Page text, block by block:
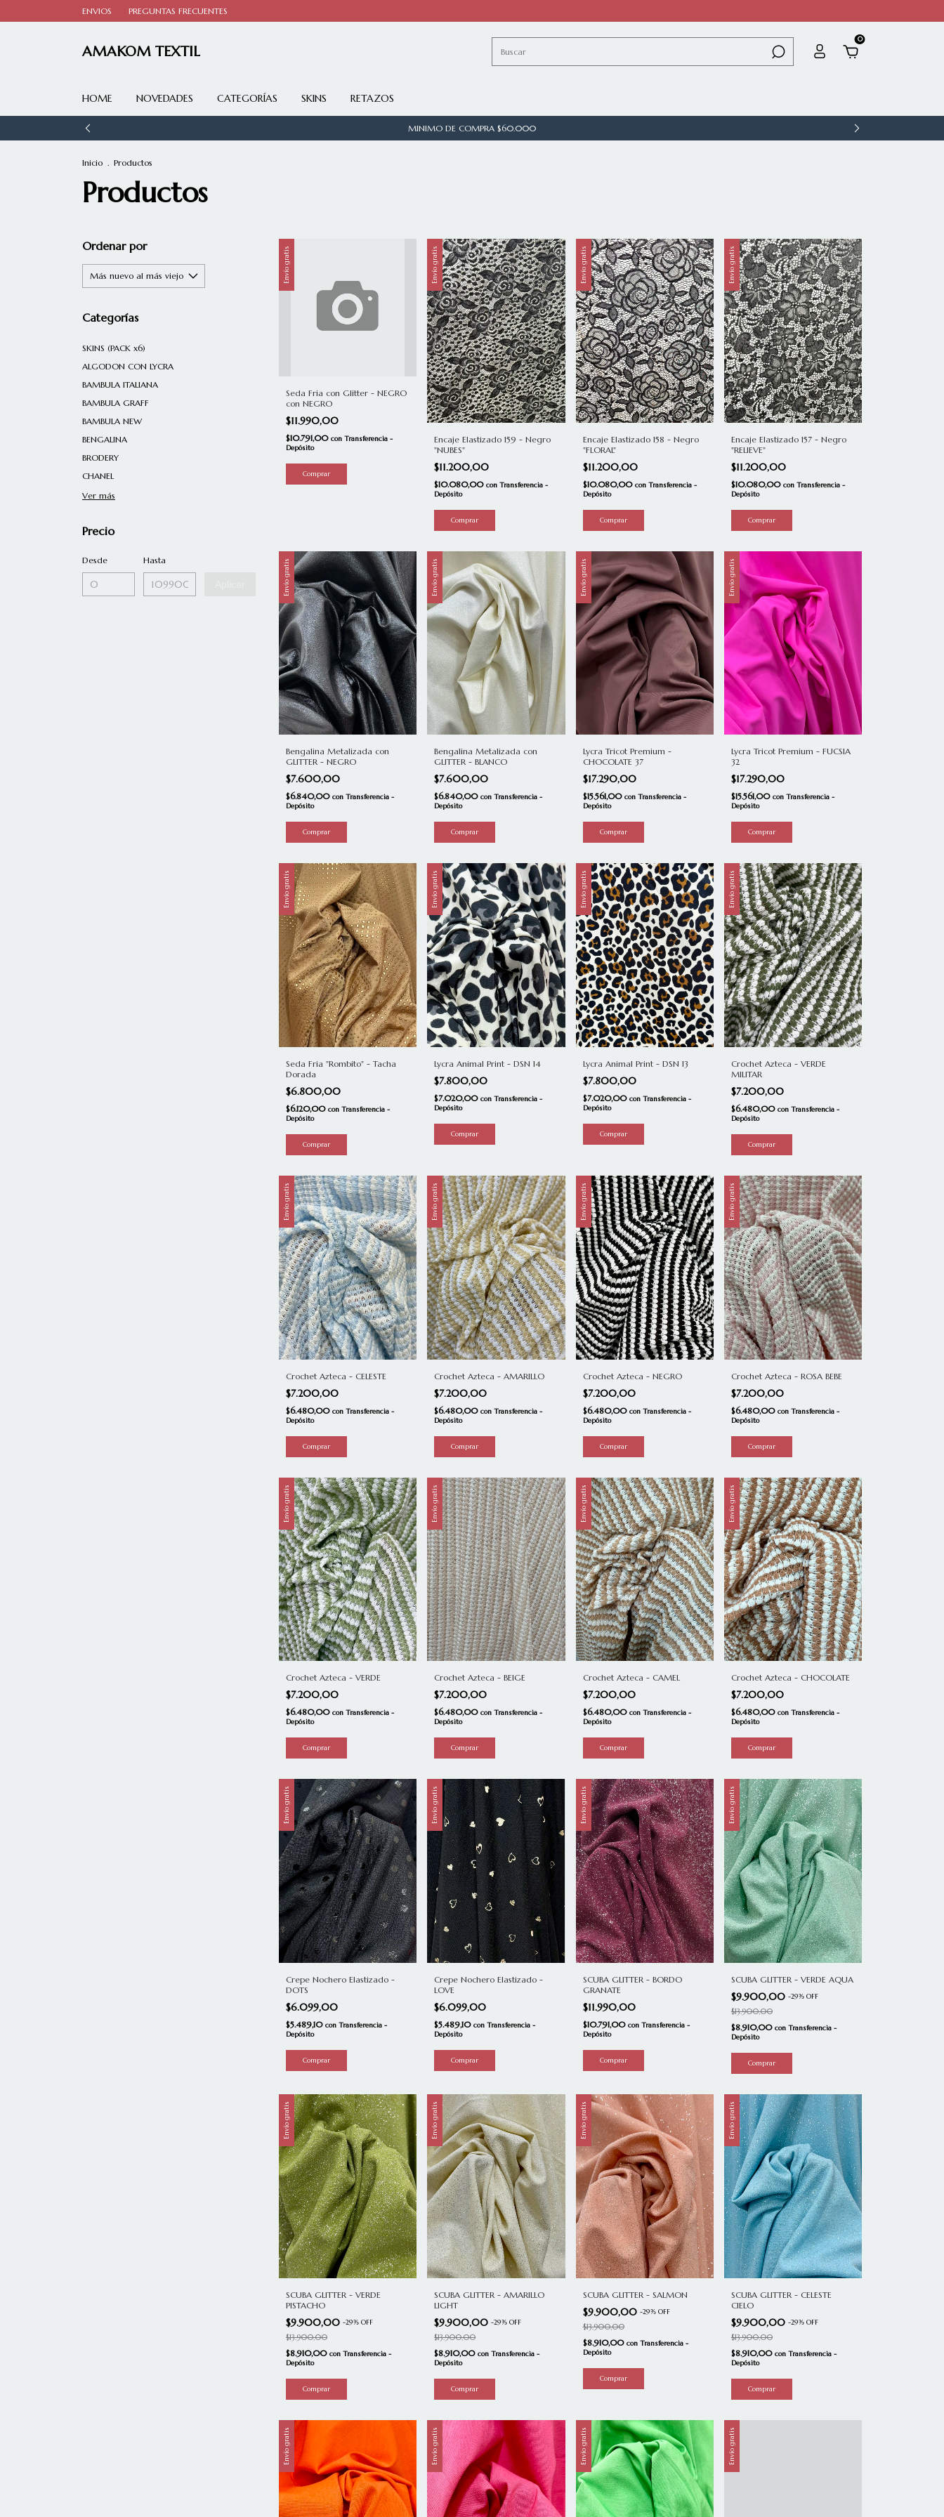
ENVIOS PREGUNTAS FRECUENTES
AMAKOM TEXTIL
0
HOME NOVEDADES CATEGORÍAS SKINS RETAZOS
MINIMO DE COMPRA $60.000
Inicio . Productos
Productos
Ordenar por
Categorías
SKINS (PACK x6)
ALGODON CON LYCRA
BAMBULA ITALIANA
BAMBULA GRAFF
BAMBULA NEW
BENGALINA
BRODERY
CHANEL
Ver más
Precio
Desde Hasta
Envío gratis
Seda Fria con Glitter - NEGRO
con NEGRO
$11.990,00
$10.791,00 con Transferencia -
Depósito
Envío gratis
Encaje Elastizado 159 - Negro
"NUBES"
$11.200,00
$10.080,00con Transferencia -
Depósito
Envío gratis
Encaje Elastizado 158 - Negro
"FLORAL"
$11.200,00
$10.080,00 con Transferencia -
Depósito
Envío gratis
Encaje Elastizado 157 - Negro
"RELIEVE"
$11.200,00
$10.080,00 con Transferencia -
Depósito
Envío gratis
Bengalina Metalizada con
GLITTER - NEGRO
$7.600,00
$6.840,00 con Transferencia -
Depósito
Envío gratis
Bengalina Metalizada con
GLITTER - BLANCO
$7.600,00
$6.840,00con Transferencia -
Depósito
Envío gratis
Lycra Tricot Premium -
CHOCOLATE 37
$17.290,00
$15.561,00 con Transferencia -
Depósito
Envío gratis
Lycra Tricot Premium - FUCSIA
32
$17.290,00
$15.561,00 con Transferencia -
Depósito
Envío gratis
Seda Fria "Rombito" - Tacha
Dorada
$6.800,00
$6.120,00 con Transferencia -
Depósito
Envío gratis
Lycra Animal Print - DSN 14
$7.800,00
$7.020,00con Transferencia -
Depósito
Envío gratis
Lycra Animal Print - DSN 13
$7.800,00
$7.020,00 con Transferencia -
Depósito
Envío gratis
Crochet Azteca - VERDE
MILITAR
$7.200,00
$6.480,00 con Transferencia -
Depósito
Envío gratis
Crochet Azteca - CELESTE
$7.200,00
$6.480,00 con Transferencia -
Depósito
Envío gratis
Crochet Azteca - AMARILLO
$7.200,00
$6.480,00con Transferencia -
Depósito
Envío gratis
Crochet Azteca - NEGRO
$7.200,00
$6.480,00 con Transferencia -
Depósito
Envío gratis
Crochet Azteca - ROSA BEBE
$7.200,00
$6.480,00 con Transferencia -
Depósito
Envío gratis
Crochet Azteca - VERDE
$7.200,00
$6.480,00 con Transferencia -
Depósito
Envío gratis
Crochet Azteca - BEIGE
$7.200,00
$6.480,00con Transferencia -
Depósito
Envío gratis
Crochet Azteca - CAMEL
$7.200,00
$6.480,00 con Transferencia -
Depósito
Envío gratis
Crochet Azteca - CHOCOLATE
$7.200,00
$6.480,00 con Transferencia -
Depósito
Envío gratis
Crepe Nochero Elastizado -
DOTS
$6.099,00
$5.489,10 con Transferencia -
Depósito
Envío gratis
Crepe Nochero Elastizado -
LOVE
$6.099,00
$5.489,10con Transferencia -
Depósito
Envío gratis
SCUBA GLITTER - BORDO
GRANATE
$11.990,00
$10.791,00 con Transferencia -
Depósito
Envío gratis
SCUBA GLITTER - VERDE AQUA
$9.900,00 -29% OFF
$13.900,00
$8.910,00 con Transferencia -
Depósito
Envío gratis
SCUBA GLITTER - VERDE
PISTACHO
$9.900,00 -29% OFF
$13.900,00
$8.910,00 con Transferencia -
Depósito
Envío gratis
SCUBA GLITTER - AMARILLO
LIGHT
$9.900,00-29%OFF
$13.900,00
$8.910,00con Transferencia -
Depósito
Envío gratis
SCUBA GLITTER - SALMON
$9.900,00 -29% OFF
$13.900,00
$8.910,00 con Transferencia -
Depósito
Envío gratis
SCUBA GLITTER - CELESTE
CIELO
$9.900,00 -29% OFF
$13.900,00
$8.910,00 con Transferencia -
Depósito
Envío gratis Envío gratis Envío gratis Envío gratis